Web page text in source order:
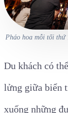
Pháo hoa mỗi tối thứ
Du khách có
lửng giữa biển
xuống những